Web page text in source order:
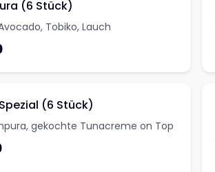
(6 Stück)
Tobiko, Lauch
(6 Stück)
gekochte Tunacreme on Top